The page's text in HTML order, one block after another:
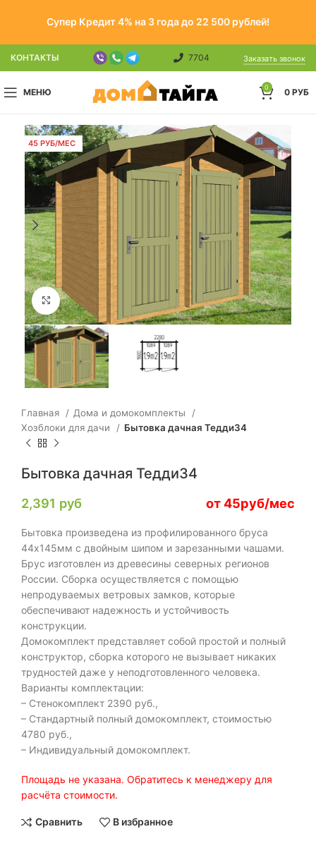
Супер Кредит 4% на 3 года до 22 500 рублей!
КОНТАКТЫ 7704 Заказать звонок
МЕНЮ 0 0 РУБ
45 РУБ/МЕС
Click to enlarge
Главная
Дома и домокомплекты
Хозблоки для дачи
Бытовка дачная Тедди34
Бытовка дачная Тедди34
2,391 руб от 45руб/мес
Бытовка произведена из профилированного бруса
44х145мм с двойным шипом и зарезанными чашами.
Брус изготовлен из древесины северных регионов
России. Сборка осуществляется с помощью
непродуваемых ветровых замков, которые
обеспечивают надежность и устойчивость
конструкции.
Домокомплект представляет собой простой и полный
конструктор, сборка которого не вызывает никаких
трудностей даже у неподготовленного человека.
Варианты комплектации:
– Стенокомплект 2390 руб.,
– Стандартный полный домокомплект, стоимостью
4780 руб.,
– Индивидуальный домокомплект.
Площадь не указана. Обратитесь к менеджеру для
расчёта стоимости.
Сравнить В избранное